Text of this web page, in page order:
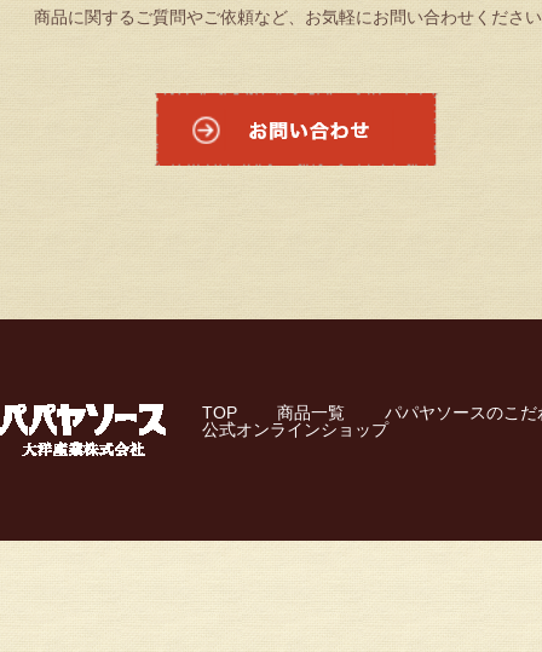
商品に関するご質問やご依頼など、お気軽にお問い合わせくださ
TOP 商品一覧
パパヤソースのこだ
公式オンラインショップ